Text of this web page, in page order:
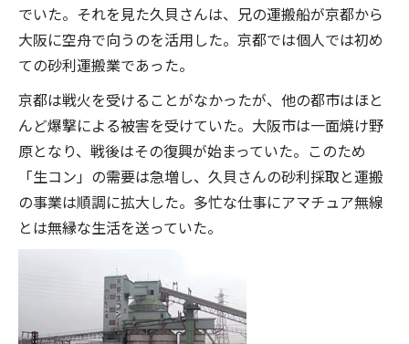
でいた。それを見た久貝さんは、兄の運搬船が京都から
大阪に空舟で向うのを活用した。京都では個人では初め
ての砂利運搬業であった。
京都は戦火を受けることがなかったが、他の都市はほと
んど爆撃による被害を受けていた。大阪市は一面焼け野
原となり、戦後はその復興が始まっていた。このため
「生コン」の需要は急増し、久貝さんの砂利採取と運搬
の事業は順調に拡大した。多忙な仕事にアマチュア無線
とは無縁な生活を送っていた。